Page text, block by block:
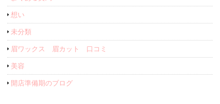
想い
未分類
眉ワックス 眉カット 口コミ
美容
開店準備期のブログ